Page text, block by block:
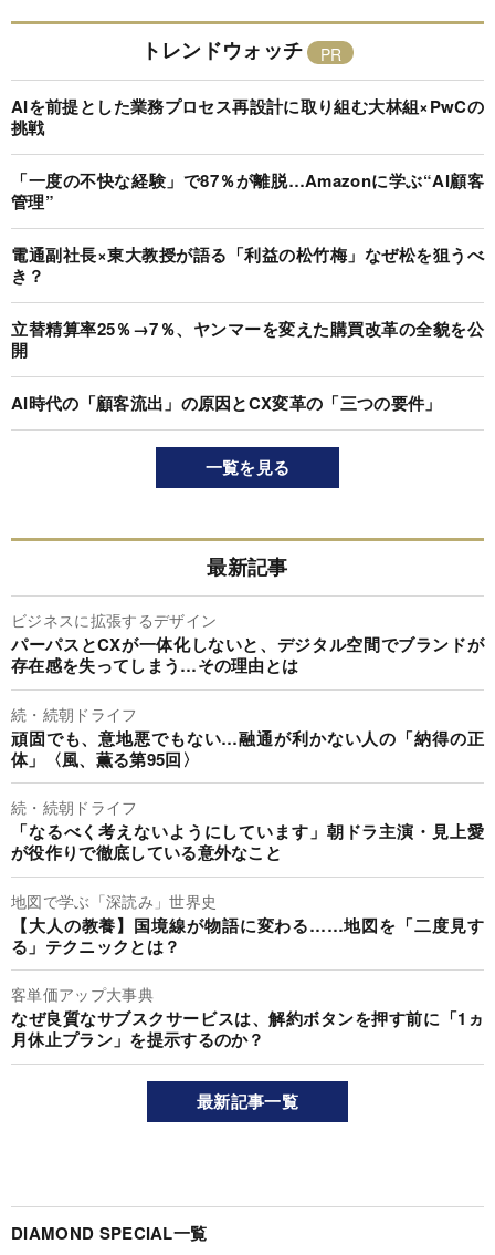
トレンドウォッチ
AIを前提とした業務プロセス再設計に取り組む大林組×PwCの
挑戦
「一度の不快な経験」で87％が離脱…Amazonに学ぶ“AI顧客
管理”
電通副社長×東大教授が語る「利益の松竹梅」なぜ松を狙うべ
き？
立替精算率25％→7％、ヤンマーを変えた購買改革の全貌を公
開
AI時代の「顧客流出」の原因とCX変革の「三つの要件」
一覧を見る
最新記事
ビジネスに拡張するデザイン
パーパスとCXが一体化しないと、デジタル空間でブランドが
存在感を失ってしまう…その理由とは
続・続朝ドライフ
頑固でも、意地悪でもない…融通が利かない人の「納得の正
体」〈風、薫る第95回〉
続・続朝ドライフ
「なるべく考えないようにしています」朝ドラ主演・見上愛
が役作りで徹底している意外なこと
地図で学ぶ「深読み」世界史
【大人の教養】国境線が物語に変わる……地図を「二度見す
る」テクニックとは？
客単価アップ大事典
なぜ良質なサブスクサービスは、解約ボタンを押す前に「1ヵ
月休止プラン」を提示するのか？
最新記事一覧
DIAMOND SPECIAL一覧